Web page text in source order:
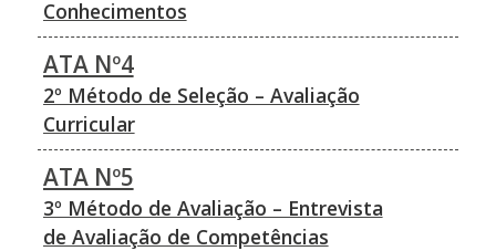
Conhecimentos
ATA Nº4
2º Método de Seleção – Avaliação
Curricular
ATA Nº5
3º Método de Avaliação – Entrevista
de Avaliação de Competências